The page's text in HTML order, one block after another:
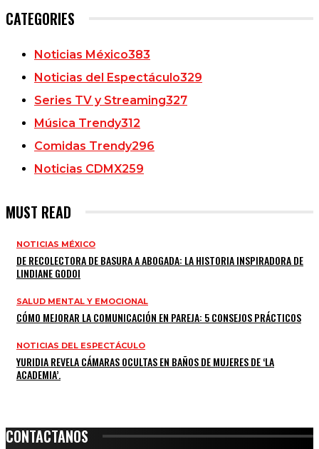
CATEGORIES
Noticias México383
Noticias del Espectáculo329
Series TV y Streaming327
Música Trendy312
Comidas Trendy296
Noticias CDMX259
MUST READ
NOTICIAS MÉXICO
DE RECOLECTORA DE BASURA A ABOGADA: LA HISTORIA INSPIRADORA DE
LINDIANE GODOI
SALUD MENTAL Y EMOCIONAL
CÓMO MEJORAR LA COMUNICACIÓN EN PAREJA: 5 CONSEJOS PRÁCTICOS
NOTICIAS DEL ESPECTÁCULO
YURIDIA REVELA CÁMARAS OCULTAS EN BAÑOS DE MUJERES DE ‘LA
ACADEMIA’.
CONTACTANOS